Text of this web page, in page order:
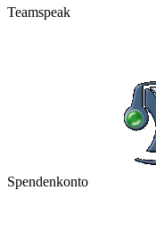
Teamspeak
Spendenkonto